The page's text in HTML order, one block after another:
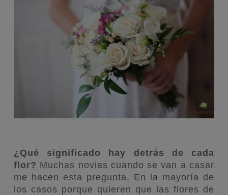
¿Qué significado hay detrás de cada
flor? Muchas novias cuando se van a casar
me hacen esta pregunta. En la mayoría de
los casos porque quieren que las flores de